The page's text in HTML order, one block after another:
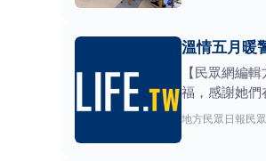
溫情五月暖
【民眾網編
福，感謝她們
地方民眾日報民